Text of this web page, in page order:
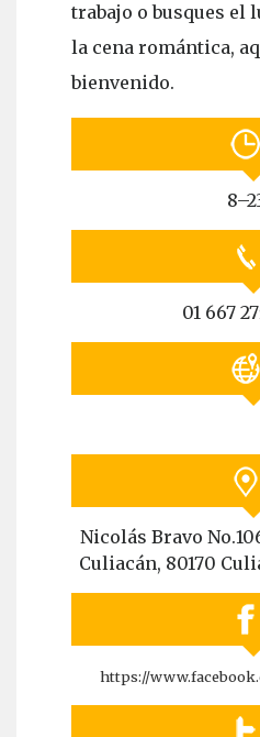
trabajo o busques el
la cena romántica,
bienvenido.
01 667
Nicolás Bravo
Culiacán, 80170
https://